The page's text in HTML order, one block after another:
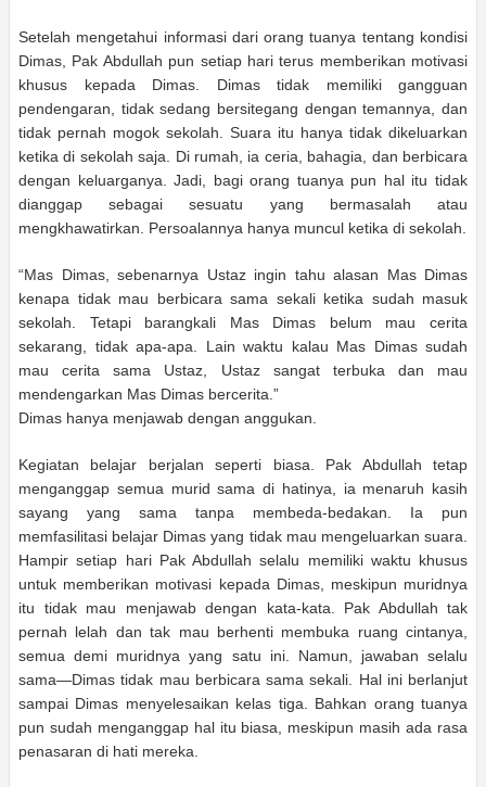
Setelah mengetahui informasi dari orang tuanya tentang kondisi
Dimas, Pak Abdullah pun setiap hari terus memberikan motivasi
khusus kepada Dimas. Dimas tidak memiliki gangguan
pendengaran, tidak sedang bersitegang dengan temannya, dan
tidak pernah mogok sekolah. Suara itu hanya tidak dikeluarkan
ketika di sekolah saja. Di rumah, ia ceria, bahagia, dan berbicara
dengan keluarganya. Jadi, bagi orang tuanya pun hal itu tidak
dianggap sebagai sesuatu yang bermasalah atau
mengkhawatirkan. Persoalannya hanya muncul ketika di sekolah.
“Mas Dimas, sebenarnya Ustaz ingin tahu alasan Mas Dimas
kenapa tidak mau berbicara sama sekali ketika sudah masuk
sekolah. Tetapi barangkali Mas Dimas belum mau cerita
sekarang, tidak apa-apa. Lain waktu kalau Mas Dimas sudah
mau cerita sama Ustaz, Ustaz sangat terbuka dan mau
mendengarkan Mas Dimas bercerita.”
Dimas hanya menjawab dengan anggukan.
Kegiatan belajar berjalan seperti biasa. Pak Abdullah tetap
menganggap semua murid sama di hatinya, ia menaruh kasih
sayang yang sama tanpa membeda-bedakan. Ia pun
memfasilitasi belajar Dimas yang tidak mau mengeluarkan suara.
Hampir setiap hari Pak Abdullah selalu memiliki waktu khusus
untuk memberikan motivasi kepada Dimas, meskipun muridnya
itu tidak mau menjawab dengan kata-kata. Pak Abdullah tak
pernah lelah dan tak mau berhenti membuka ruang cintanya,
semua demi muridnya yang satu ini. Namun, jawaban selalu
sama—Dimas tidak mau berbicara sama sekali. Hal ini berlanjut
sampai Dimas menyelesaikan kelas tiga. Bahkan orang tuanya
pun sudah menganggap hal itu biasa, meskipun masih ada rasa
penasaran di hati mereka.